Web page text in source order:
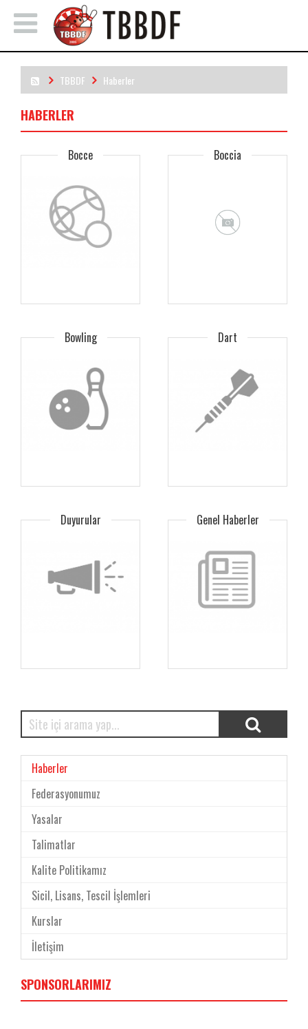
TBBDF Haberler
HABERLER
Bocce Boccia
Bowling Dart
Duyurular Genel Haberler
Haberler
Federasyonumuz
Yasalar
Talimatlar
Kalite Politikamız
Sicil, Lisans, Tescil İşlemleri
Kurslar
İletişim
SPONSORLARIMIZ